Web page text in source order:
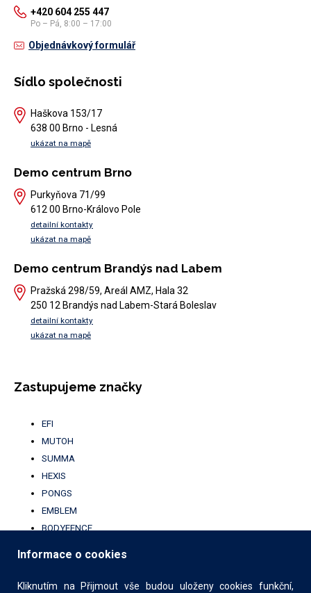
+420 604 255 447
Po – Pá, 8:00 – 17:00
Objednávkový formulář
Sídlo společnosti
Haškova 153/17
638 00 Brno - Lesná
ukázat na mapě
Demo centrum Brno
Purkyňova 71/99
612 00 Brno-Královo Pole
detailní kontakty
ukázat na mapě
Demo centrum Brandýs nad Labem
Pražská 298/59, Areál AMZ, Hala 32
250 12 Brandýs nad Labem-Stará Boleslav
detailní kontakty
ukázat na mapě
Zastupujeme značky
EFI
MUTOH
SUMMA
HEXIS
PONGS
EMBLEM
BODYFENCE
KALA
Informace o cookies
Kliknutím na Přijmout vše budou uloženy cookies funkční,